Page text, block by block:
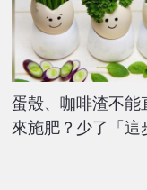
蛋殼、咖啡渣不能
來施肥？少了「這